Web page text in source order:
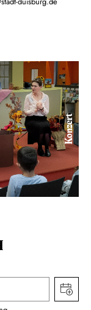
Konzert